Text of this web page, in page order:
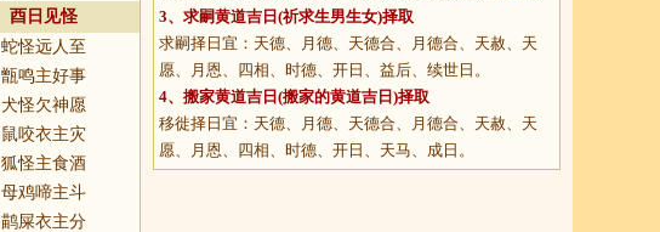
酉日见怪
蛇怪远人至
甑鸣主好事
犬怪欠神愿
鼠咬衣主灾
狐怪主食酒
母鸡啼主斗
鹋屎衣主分
3、 求嗣黄道吉日 (祈求生男生女)择取
求嗣择日宜：天德、月德、天德合、月德合、天赦、天
愿、月恩、四相、时德、开日、益后、续世日。
4、 搬家黄道吉日 (搬家的黄道吉日)择取
移徙择日宜：天德、月德、天德合、月德合、天赦、天
愿、月恩、四相、时德、开日、天马、成日。